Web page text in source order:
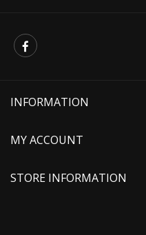
INFORMATION
MY ACCOUNT
STORE INFORMATION